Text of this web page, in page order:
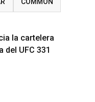
la cartelera
del UFC 331